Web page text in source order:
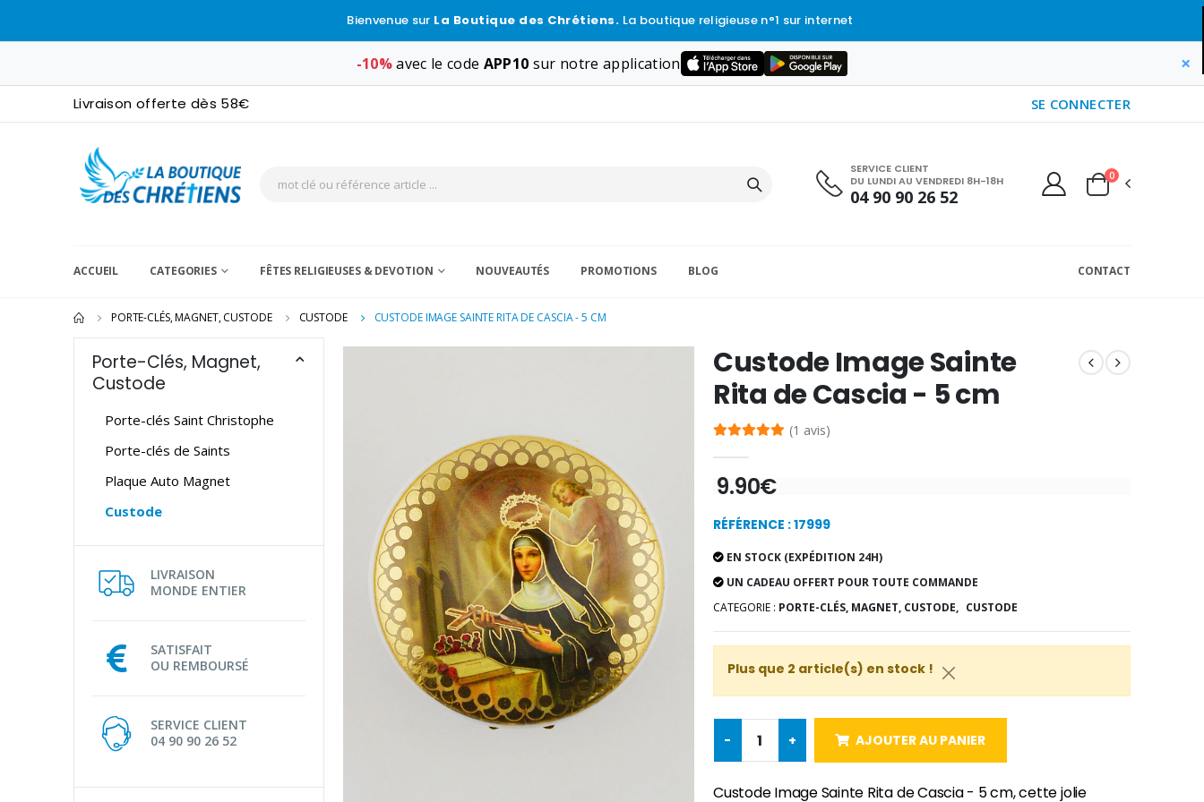
Bienvenue sur La Boutique des Chrétiens. La boutique religieuse n°1 sur internet
-10%avec le code APP10 sur notre application ×
Livraison offerte dès 58€ SE CONNECTER
SERVICE CLIENT
DU LUNDI AU VENDREDI 8H-18H
04 90 90 26 52
0
ACCUEIL CATEGORIES FÊTES RELIGIEUSES & DEVOTION NOUVEAUTÉS PROMOTIONS BLOG CONTACT
PORTE-CLÉS, MAGNET, CUSTODE CUSTODE CUSTODE IMAGE SAINTE RITA DE CASCIA - 5 CM
Porte-Clés, Magnet,
Custode
Porte-clés Saint Christophe
Porte-clés de Saints
Plaque Auto Magnet
Custode
LIVRAISON
MONDE ENTIER
SATISFAIT
OU REMBOURSÉ
SERVICE CLIENT
04 90 90 26 52
Custode Image Sainte
Rita de Cascia - 5 cm
(1 avis)
9.90€
RÉFÉRENCE : 17999
EN STOCK (EXPÉDITION 24H)
UN CADEAU OFFERT POUR TOUTE COMMANDE
CATEGORIE : PORTE-CLÉS, MAGNET, CUSTODE, CUSTODE
Plus que 2 article(s) en stock !
- + AJOUTER AU PANIER
Custode Image Sainte Rita de Cascia - 5 cm, cette jolie